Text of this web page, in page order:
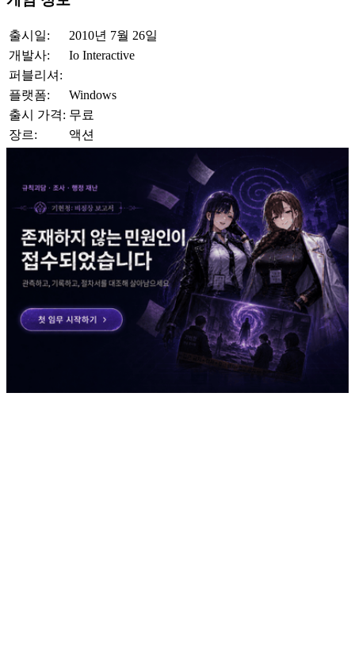
출시일:
2010년 7월 26일
개발사:
Io Interactive
퍼블리셔:
플랫폼:
Windows
출시 가격: 무료
장르:
액션